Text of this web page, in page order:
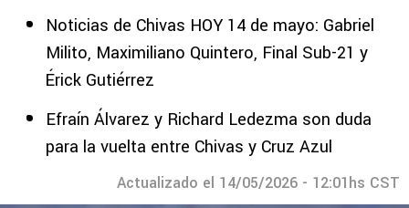
Noticias de Chivas HOY 14 de mayo: Gabriel
Milito, Maximiliano Quintero, Final Sub-21 y
Érick Gutiérrez
Efraín Álvarez y Richard Ledezma son duda
para la vuelta entre Chivas y Cruz Azul
Actualizado el 14/05/2026 - 12:01hs CST